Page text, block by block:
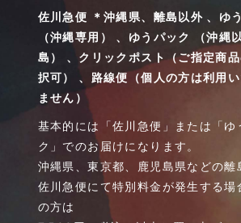
佐川急便 ＊沖縄県、離島以外 、ゆ
（沖縄専用） 、ゆうパック （沖縄
島） 、クリックポスト（ご指定商
択可） 、路線便（個人の方は利用
ません）
基本的には「佐川急便」または「ゆ
ク」でのお届けになります。
沖縄県、東京都、鹿児島県などの離
佐川急便にて特別料金が発生する場
の方は